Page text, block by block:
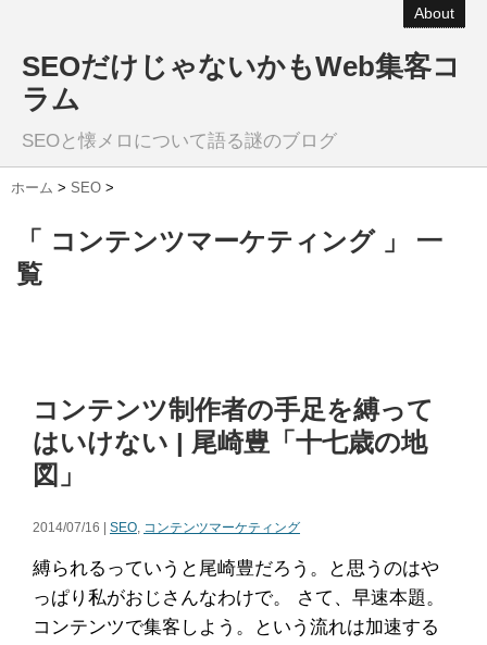
About
SEOだけじゃないかもWeb集客コ
ラム
SEOと懐メロについて語る謎のブログ
ホーム > SEO >
「 コンテンツマーケティング 」 一
覧
コンテンツ制作者の手足を縛って
はいけない | 尾崎豊「十七歳の地
図」
2014/07/16 | SEO, コンテンツマーケティング
縛られるっていうと尾崎豊だろう。と思うのはや
っぱり私がおじさんなわけで。 さて、早速本題。
コンテンツで集客しよう。という流れは加速する